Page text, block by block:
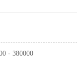
- 380000